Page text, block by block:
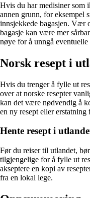
Hvis du har medisiner som
annen grunn, for eksempel
innsjekkede bagasjen. Vær
bagasje kan være mer
nøye for å unngå
Norsk resept i
Hvis du trenger å fylle ut
over at norske resepter
kan det være nødvendig å
en ny resept eller erstatning
Hente resept i
Før du reiser til utlandet,
tilgjengelige for å fylle ut
akseptere en kopi av
fra en lokal lege.